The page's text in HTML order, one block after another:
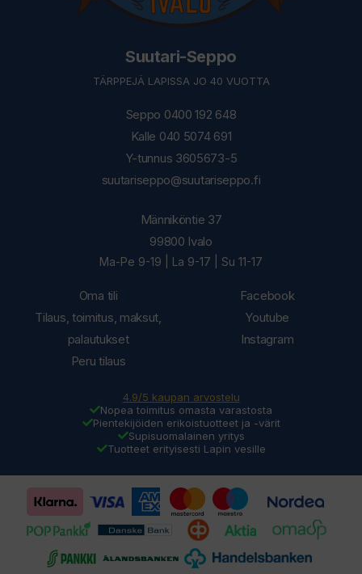
Suutari-Seppo
TÄRPPEJÄ LAPISSA JO 40 VUOTTA
Seppo 0400 192 648
Kalle 040 5074 691
Y-tunnus 3605673-5
suutariseppo@suutariseppo.fi
Oma tili
Tilaus, toimitus, maksut,
palautukset
Peru tilaus
Männiköntie 37
99800 Ivalo
Ma-Pe 9-19 | La 9-17 | Su 11-17
Facebook
Youtube
Instagram
4.9/5 kaupan arvostelu
Nopea toimitus omasta varastosta
Pientekijöiden erikoistuotteet ja -värit
Supisuomalainen yritys
Tuotteet erityisesti Lapin vesille